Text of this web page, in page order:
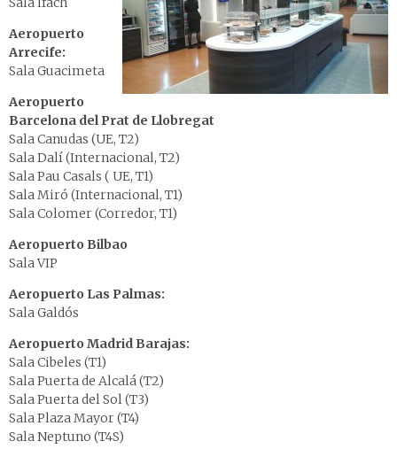
Aeropuerto
Arrecife:
Sala Guacimeta
Aeropuerto
Barcelona del Prat de Llobregat
Sala Canudas (UE, T2)
Sala Dalí (Internacional, T2)
Sala Pau Casals ( UE, T1)
Sala Miró (Internacional, T1)
Sala Colomer (Corredor, T1)
Aeropuerto Bilbao
Sala VIP
Aeropuerto Las Palmas:
Sala Galdós
Aeropuerto Madrid Barajas:
Sala Cibeles (T1)
Sala Puerta de Alcalá (T2)
Sala Puerta del Sol (T3)
Sala Plaza Mayor (T4)
Sala Neptuno (T4S)